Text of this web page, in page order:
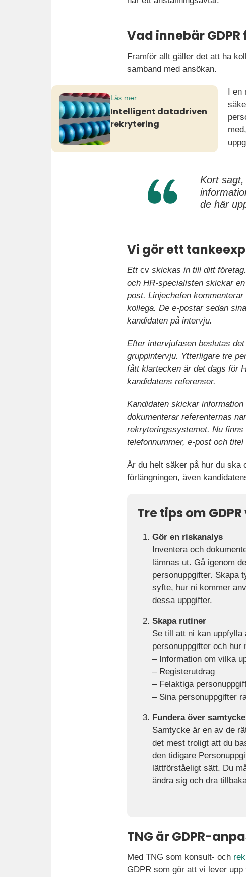
Vad innebär
Framför allt gäller det att ha
samband med ansökan.
Läs mer
Intelligent datadriven
rekrytering
I en
Kort
de här
Vi gör ett
Ett cv skickas in till ditt
och HR-specialisten skickar
post. Linjechefen
kollega. De e-postar sedan
kandidaten på intervju.
Efter intervjufasen beslutas
gruppintervju. Ytterligare tre
fått klartecken är det dags för
kandidatens referenser.
Kandidaten skickar
dokumenterar referenternas
rekryteringssystemet. Nu finns
telefonnummer, e-post och
Är du helt säker på hur du ska
förlängningen, även
Tre tips om
Gör en riskanalys
Inventera och
lämnas ut. Gå igenom
personuppgifter. Skapa
syfte, hur ni kommer
dessa uppgifter.
Skapa rutiner
Se till att ni kan
personuppgifter och
– Information om vilka
– Registerutdrag
– Felaktiga
– Sina personuppgifter
Fundera över
Samtycke är en av de
det mest troligt att du
den tidigare
lättförståeligt sätt. Du
ändra sig och dra
TNG är GDPR-
Med TNG som konsult- och
GDPR som gör att vi lever upp